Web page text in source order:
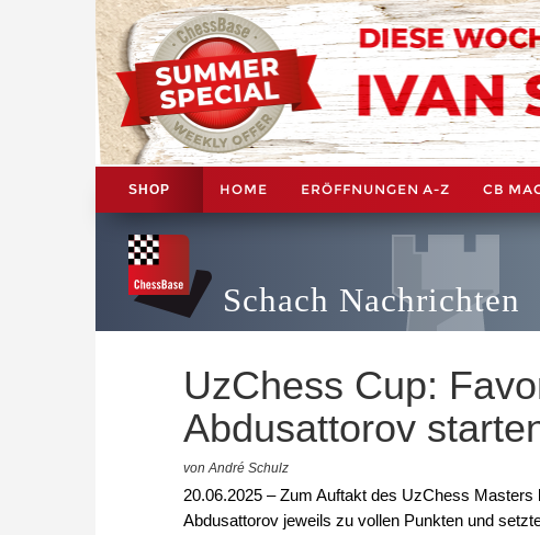
SHOP HOME ERÖFFNUNGEN A-Z CB
Schach Nachrichten
UzChess Cup:
Abdusattorov
von André Schulz
20.06.2025 – Zum Auftakt des UzChess
Abdusattorov jeweils zu vollen Punkten und